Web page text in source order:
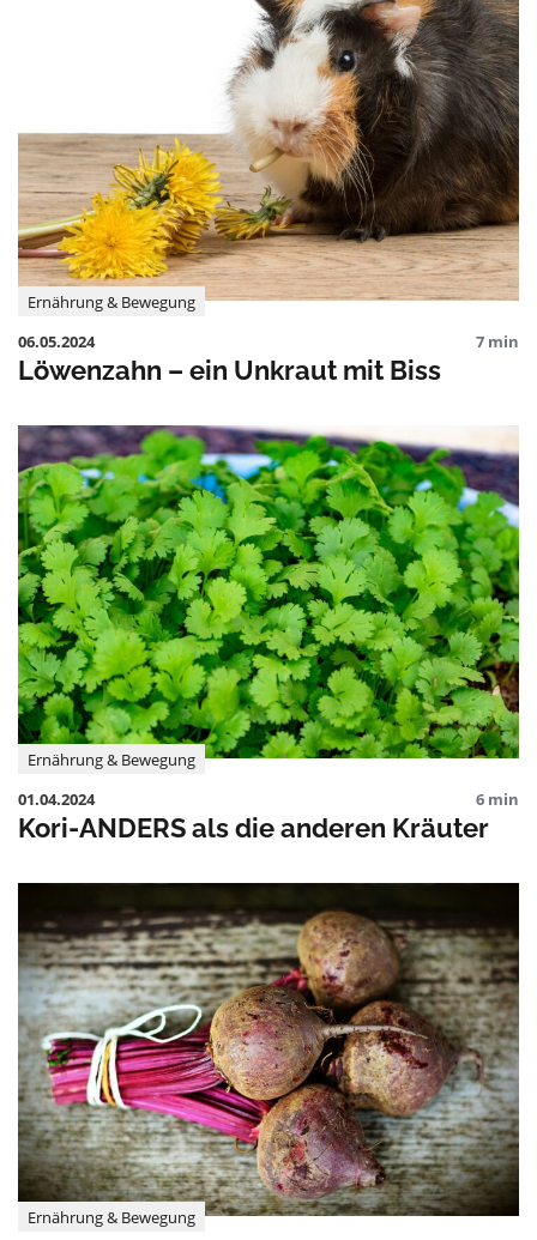
Ernährung & Bewegung
06.05.2024
7 min
Löwenzahn – ein Unkraut mit Biss
Ernährung & Bewegung
01.04.2024
6 min
Kori-ANDERS als die anderen Kräuter
Ernährung & Bewegung